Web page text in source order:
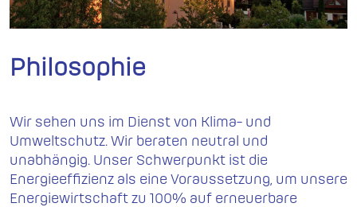
Philosophie
Wir sehen uns im Dienst von Klima- und
Umweltschutz. Wir beraten neutral und
unabhängig. Unser Schwerpunkt ist die
Energieeffizienz als eine Voraussetzung, um unsere
Energiewirtschaft zu 100% auf erneuerbare